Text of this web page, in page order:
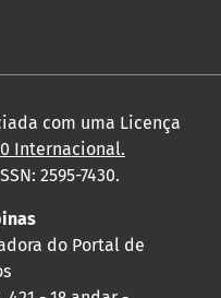
com uma Licença
Internacional.
2595-7430.
do Portal de